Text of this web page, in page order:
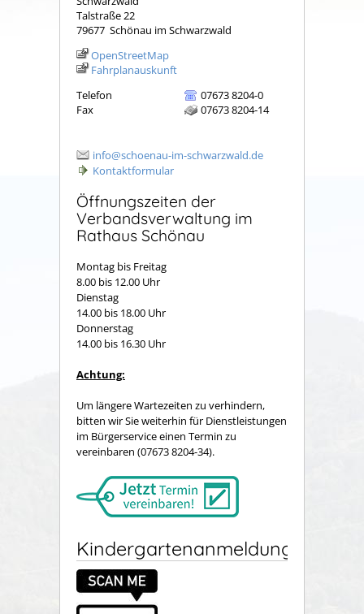
Talstraße 22
79677 Schönau im Schwarzwald
OpenStreetMap
Fahrplanauskunft
Telefon
07673 8204-0
Fax
07673 8204-14
info@schoenau-im-schwarzwald.de
Kontaktformular
Öffnungszeiten der
Verbandsverwaltung im
Rathaus Schönau
Montag bis Freitag
8.00 bis 12.00 Uhr
Dienstag
14.00 bis 18.00 Uhr
Donnerstag
14.00 bis 16.30 Uhr
Achtung:
Um längere Wartezeiten zu verhindern,
bitten wir Sie weiterhin für Dienstleistungen
im Bürgerservice einen Termin zu
vereinbaren (07673 8204-34).
Kindergartenanmeldung